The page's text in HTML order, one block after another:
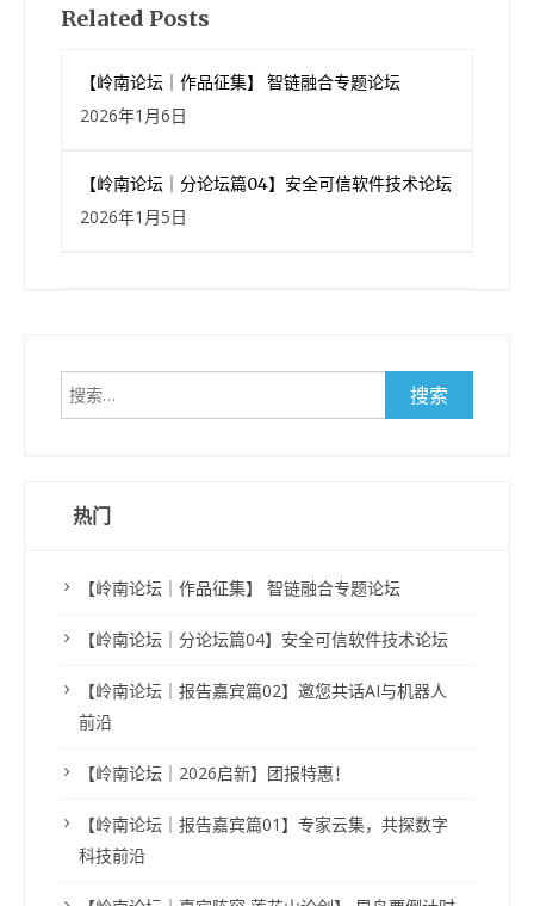
航
Related Posts
【岭南论坛｜作品征集】 智链融合专题论坛
2026年1月6日
【岭南论坛｜分论坛篇04】安全可信软件技术论坛
2026年1月5日
搜
索：
热门
【岭南论坛｜作品征集】 智链融合专题论坛
【岭南论坛｜分论坛篇04】安全可信软件技术论坛
【岭南论坛｜报告嘉宾篇02】邀您共话AI与机器人
前沿
【岭南论坛｜2026启新】团报特惠！
【岭南论坛｜报告嘉宾篇01】专家云集，共探数字
科技前沿